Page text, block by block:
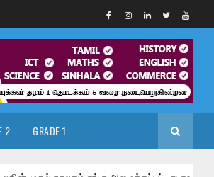
2 GRADE 1